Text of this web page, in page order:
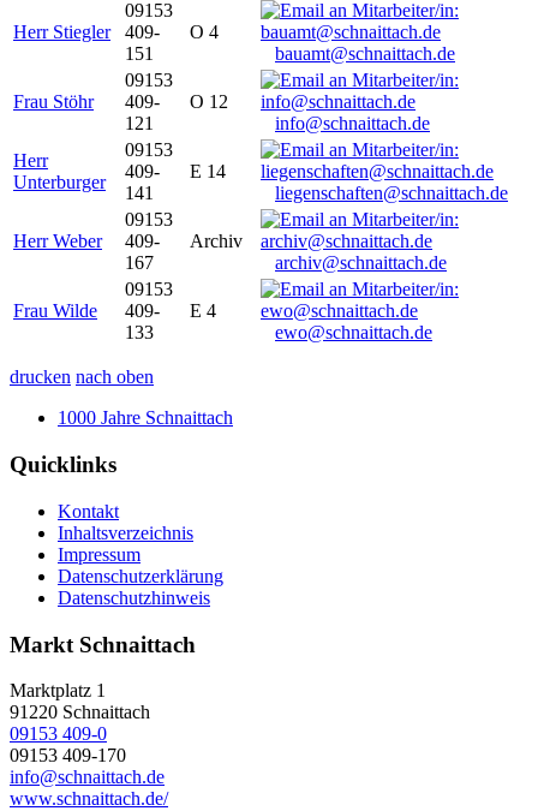
Herr Stiegler
09153
409-
151
O 4
bauamt@schnaittach.de
Frau Stöhr
09153
409-
121
O 12
info@schnaittach.de
Herr
Unterburger
09153
409-
141
E 14
liegenschaften@schnaittach.de
Herr Weber
09153
409-
167
Archiv
archiv@schnaittach.de
Frau Wilde
09153
409-
133
E 4
ewo@schnaittach.de
drucken nach oben
1000 Jahre Schnaittach
Quicklinks
Kontakt
Inhaltsverzeichnis
Impressum
Datenschutzerklärung
Datenschutzhinweis
Markt Schnaittach
Marktplatz 1
91220 Schnaittach
09153 409-0
09153 409-170
info@schnaittach.de
www.schnaittach.de/